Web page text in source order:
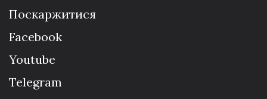
Поскаржитися
Facebook
Youtube
Telegram